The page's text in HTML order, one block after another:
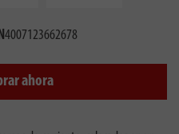
4007123662678
ahora